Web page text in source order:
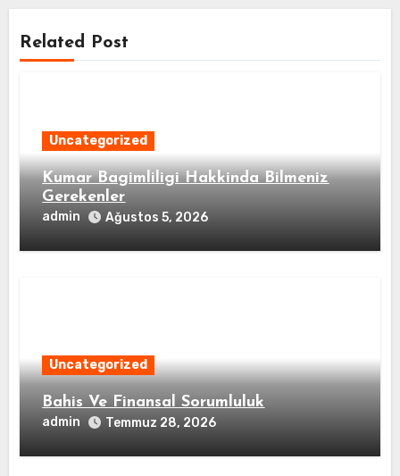
Related Post
Uncategorized
Kumar Bagimliligi Hakkinda Bilmeniz
Gerekenler
admin Ağustos 5, 2026
Uncategorized
Bahis Ve Finansal Sorumluluk
admin Temmuz 28, 2026